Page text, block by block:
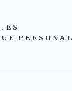
PERSONAL